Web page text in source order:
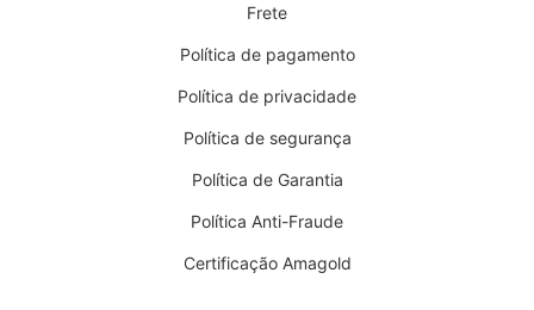
Frete
Política de pagamento
Política de privacidade
Política de segurança
Política de Garantia
Política Anti-Fraude
Certificação Amagold